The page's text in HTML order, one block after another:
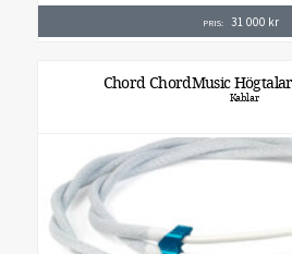
PRIS: 31 000 kr
Chord ChordMusic
Kablar